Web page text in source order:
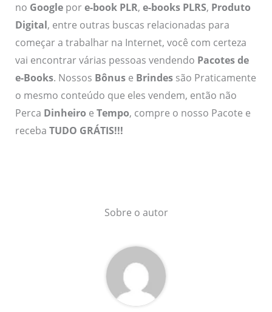
no Googlepore-book PLR, e-books PLRS, Produto
Digital, entre outras buscas relacionadas para
começar a trabalhar na Internet, você com certeza
vai encontrar várias pessoas vendendo Pacotes de
e-Books. Nossos Bônuse Brindessão Praticamente
o mesmo conteúdo que eles vendem, então não
Perca Dinheiro e Tempo, compre o nosso Pacote e
receba TUDO GRÁTIS!!!
Sobre o autor